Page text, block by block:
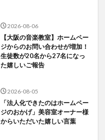
2026-08-06
【大阪の音楽教室】ホームペー
ジからのお問い合わせが増加！
生徒数が20名から27名になっ
た嬉しいご報告
2026-08-05
「法人化できたのはホームペー
ジのおかげ」美容室オーナー様
からいただいた嬉しい言葉